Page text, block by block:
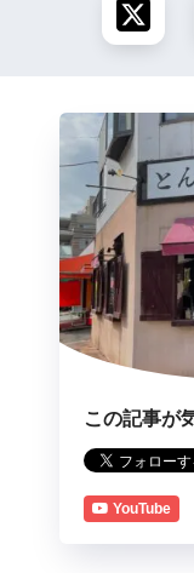
この記事が
YouTube